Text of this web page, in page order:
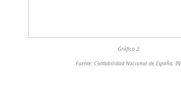
Gráfico 2.
Fuente: Contabilidad Nacional de España,